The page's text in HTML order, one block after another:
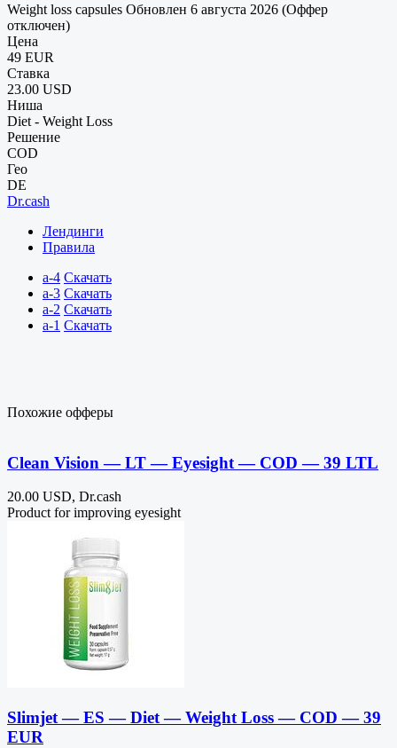
Weight loss capsules Обновлен 6 августа 2026 (Оффер
отключен)
Цена
49 EUR
Ставка
23.00 USD
Ниша
Diet - Weight Loss
Решение
COD
Гео
DE
Dr.cash
Лендинги
Правила
a-4 Скачать
a-3 Скачать
a-2 Скачать
a-1 Скачать
Похожие офферы
Clean Vision — LT — Eyesight — COD — 39 LTL
20.00 USD, Dr.cash
Product for improving eyesight
Slimjet — ES — Diet — Weight Loss — COD — 39
EUR